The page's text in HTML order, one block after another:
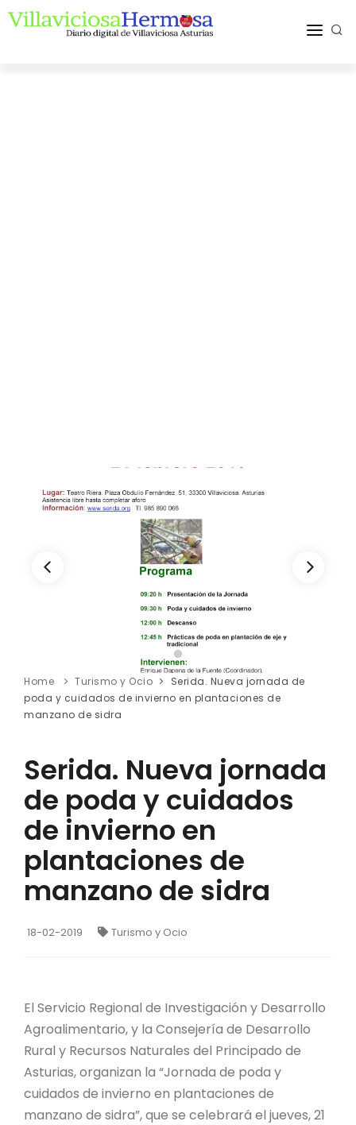
Home Turismo y Ocio
Serida. Nueva jornada de
poda y cuidados de invierno en plantaciones de
manzano de sidra
Serida. Nueva jornada
de poda y cuidados
de invierno en
plantaciones de
manzano de sidra
18-02-2019 Turismo y Ocio
El Servicio Regional de Investigación y Desarrollo
Agroalimentario, y la Consejería de Desarrollo
Rural y Recursos Naturales del Principado de
Asturias, organizan la “Jornada de poda y
cuidados de invierno en plantaciones de
manzano de sidra”, que se celebrará el jueves, 21